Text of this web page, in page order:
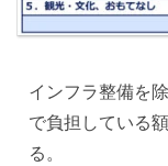
インフラ整備を
で負担している
る。